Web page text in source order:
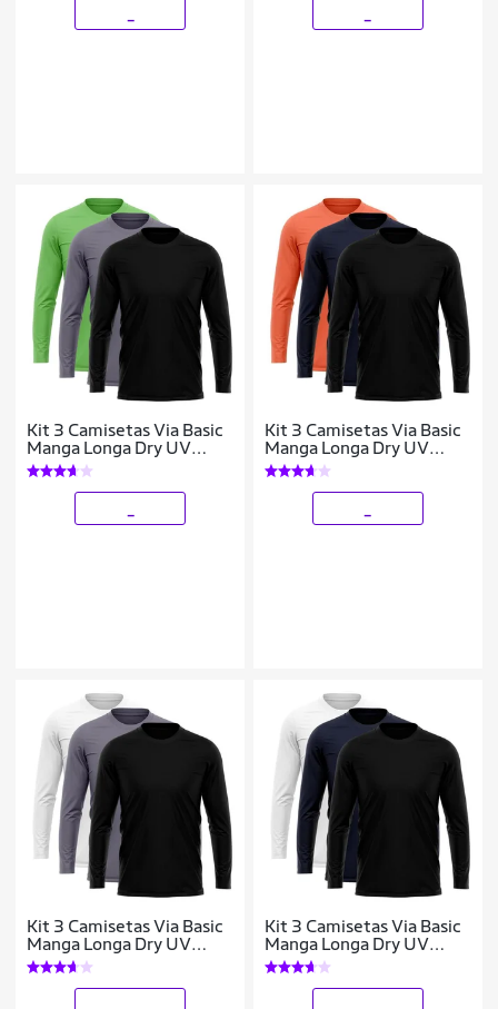
Kit 3 Camisetas Via Basic
Manga Longa Dry UV
Proteção Solar Masculina
Kit 3 Camisetas Via Basic
Manga Longa Dry UV
Proteção Solar Masculina
Kit 3 Camisetas Via Basic
Manga Longa Dry UV
Proteção Solar Masculina
Kit 3 Camisetas Via Basic
Manga Longa Dry UV
Proteção Solar Masculina